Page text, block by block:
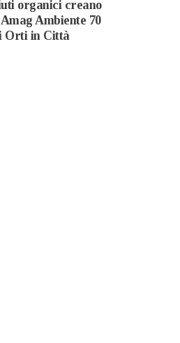
organici creano
Ambiente 70
Orti in Città